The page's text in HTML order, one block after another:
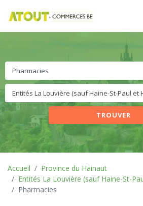
TROUVER
Accueil
Province du Hainaut
Entités La Louvière (sauf Haine-St-
Pharmacies